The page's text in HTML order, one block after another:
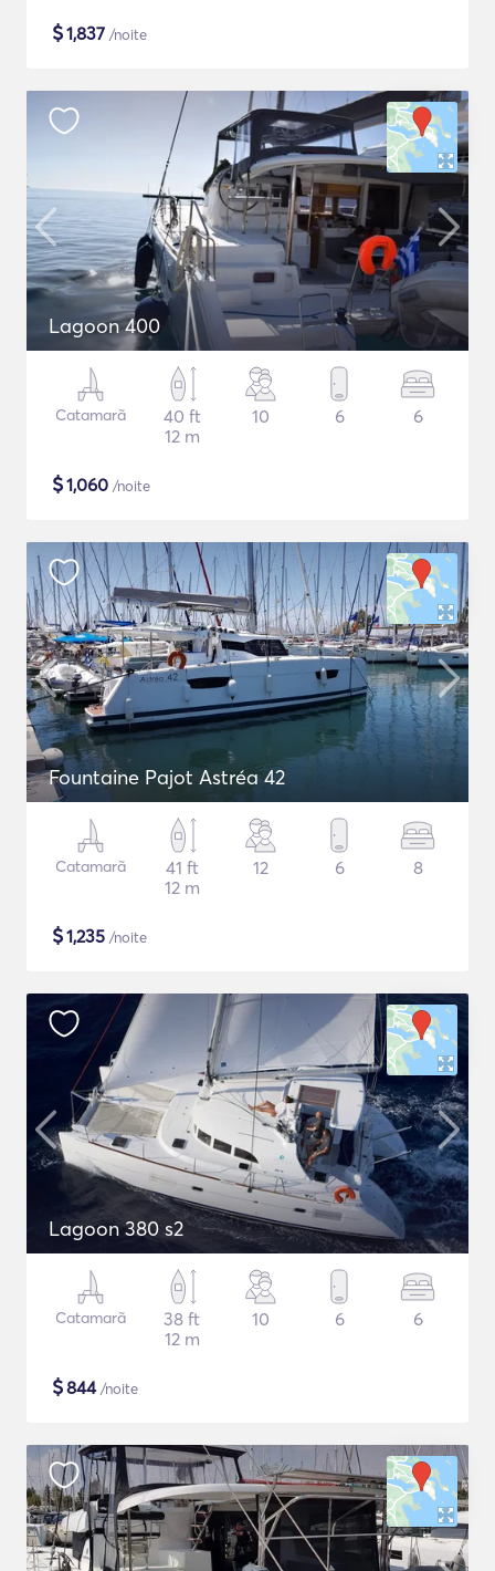
$1,837 /noite
Lagoon 400
Catamarã
40 ft
12 m
10 6 6
$1,060 /noite
Fountaine Pajot Astréa 42
Catamarã
41 ft
12 m
12 6 8
$1,235 /noite
Lagoon 380 s2
Catamarã
38 ft
12 m
10 6 6
$844/noite